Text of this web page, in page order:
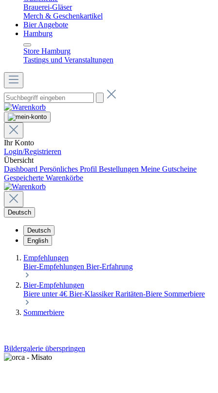
Brauerei-Gläser
Merch & Geschenkartikel
Bier Angebote
Hamburg
Store Hamburg
Tastings und Veranstaltungen
Ihr Konto
Login/Registrieren
Übersicht
Dashboard Persönliches Profil Bestellungen Meine Gutscheine
Gespeicherte Warenkörbe
Deutsch
Deutsch
English
Empfehlungen
Bier-Empfehlungen Bier-Erfahrung
Bier-Empfehlungen
Biere unter 4€ Bier-KlassikerRaritäten-Biere Sommerbiere
Sommerbiere
Bildergalerie überspringen